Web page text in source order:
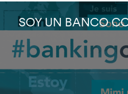
SOY UN BANCO